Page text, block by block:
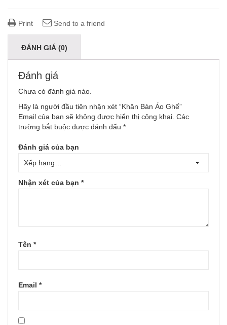
Print Send to a friend
ĐÁNH GIÁ (0)
Đánh giá
Chưa có đánh giá nào.
Hãy là người đầu tiên nhận xét “Khăn Bàn Áo Ghế”
Email của bạn sẽ không được hiển thị công khai. Các
trường bắt buộc được đánh dấu *
Đánh giá của bạn
Nhận xét của bạn *
Tên *
Email *